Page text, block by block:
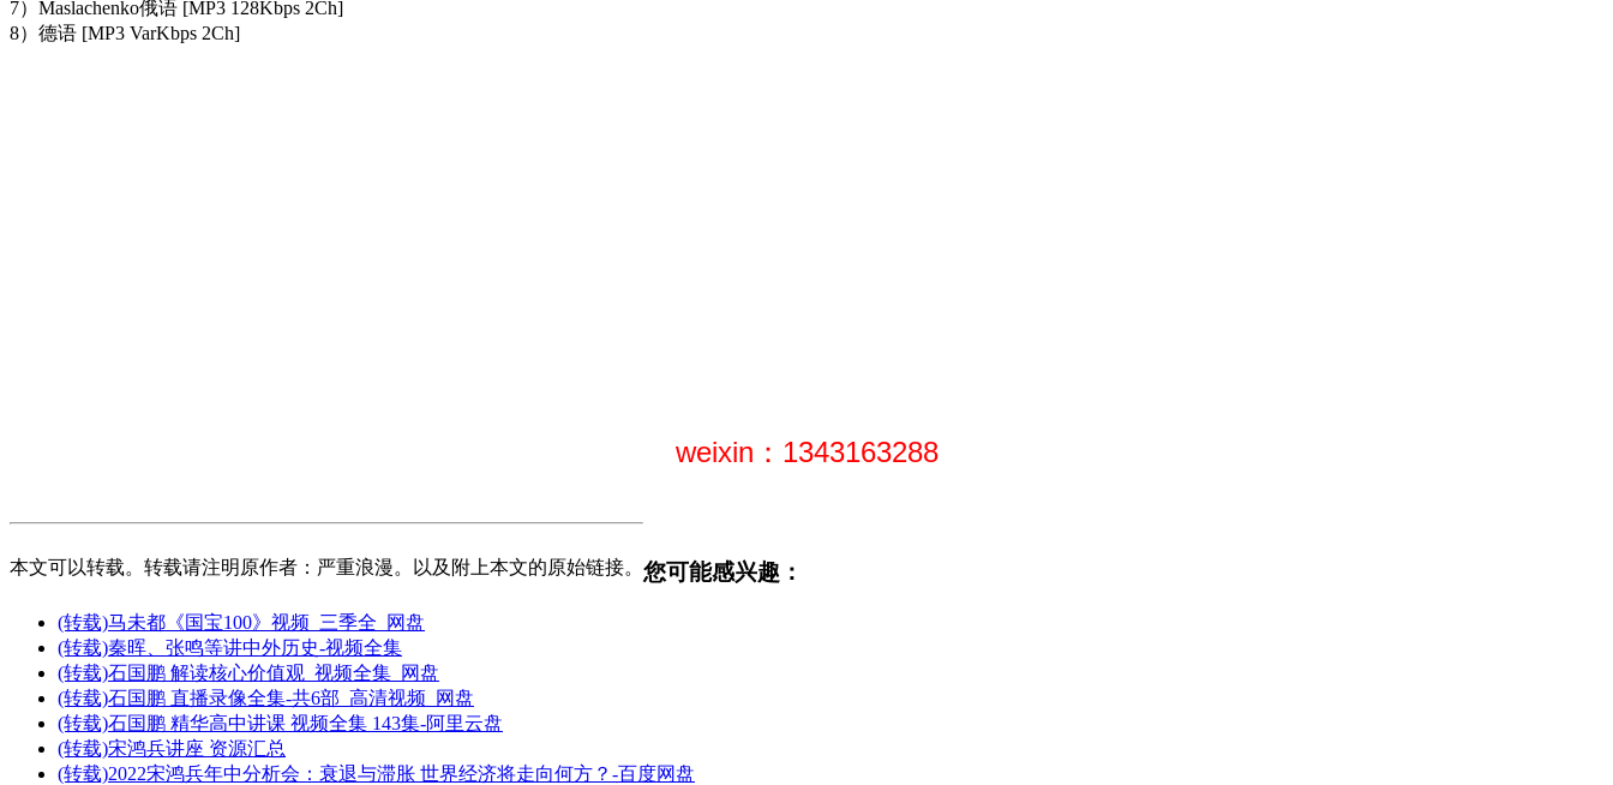
7）Maslachenko俄语 [MP3 128Kbps 2Ch]
8）德语 [MP3 VarKbps 2Ch]
weixin：1343163288
本文可以转载。转载请注明原作者：严重浪漫。以及附上本文的原始链接。 您可能感兴趣：
(转载)马未都《国宝100》视频_三季全_网盘
(转载)秦晖、张鸣等讲中外历史-视频全集
(转载)石国鹏 解读核心价值观_视频全集_网盘
(转载)石国鹏 直播录像全集-共6部_高清视频_网盘
(转载)石国鹏 精华高中讲课 视频全集 143集-阿里云盘
(转载)宋鸿兵讲座 资源汇总
(转载)2022宋鸿兵年中分析会：衰退与滞胀 世界经济将走向何方？-百度网盘